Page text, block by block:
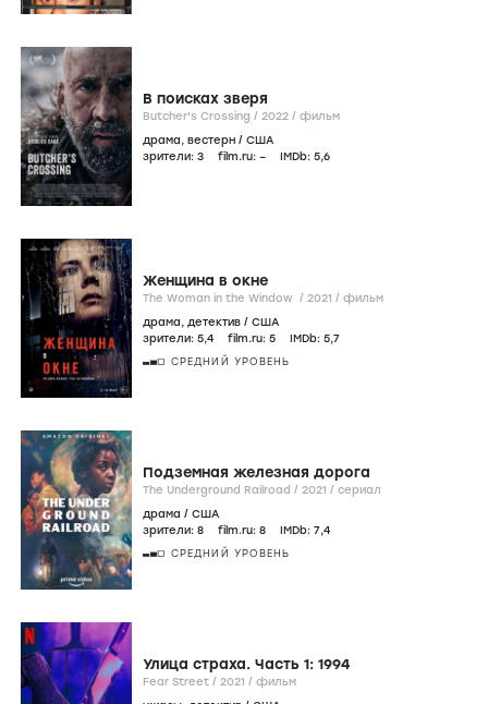
В поисках зверя
Butcher's Crossing / 2022 / фильм
драма, вестерн / США
зрители: 3 film.ru: – IMDb: 5,6
Женщина в окне
The Woman in the Window / 2021 / фильм
драма, детектив / США
зрители: 5,4 film.ru: 5 IMDb: 5,7
СРЕДНИЙ УРОВЕНЬ
Подземная железная дорога
The Underground Railroad / 2021 / сериал
драма / США
зрители: 8 film.ru: 8 IMDb: 7,4
СРЕДНИЙ УРОВЕНЬ
Улица страха. Часть 1: 1994
Fear Street / 2021 / фильм